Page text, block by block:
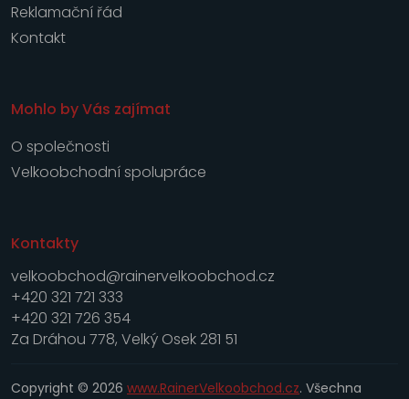
Reklamační řád
Kontakt
Mohlo by Vás zajímat
O společnosti
Velkoobchodní spolupráce
Kontakty
velkoobchod@rainervelkoobchod.cz
+420 321 721 333
+420 321 726 354
Za Dráhou 778, Velký Osek 281 51
Copyright © 2026 www.RainerVelkoobchod.cz. Všechna